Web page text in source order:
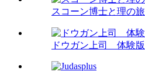
スコーン博士と理の旅
ドウガン上司 体験版